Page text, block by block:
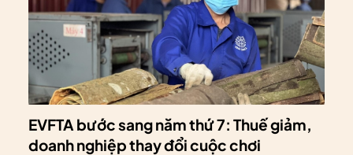
EVFTA bước sang năm thứ 7: Thuế giảm,
doanh nghiệp thay đổi cuộc chơi